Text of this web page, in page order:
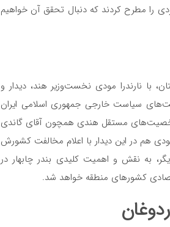
را مطرح کردند که دنبال تحقق آن خواهیم
با نارندرا مودی نخست‌‌‌وزیر هند، دیدار و
سیاست خارجی جمهوری اسلامی ایران
شخصیت‌‌‌های مستقل هندی همچون آقای گاندی
هم در این دیدار با اعلام مخالفت کشورش
به نقش و اهمیت کلیدی بندر چابهار در
کشورهای منطقه خواهد شد.